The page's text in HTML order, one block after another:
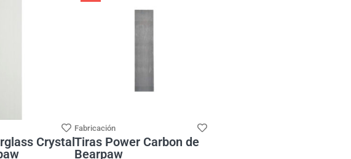
Crystal
Fabricación
Tiras Power Carbon de
Bearpaw